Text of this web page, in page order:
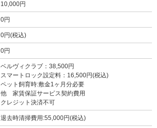
10,000円
0円
0円(税込)
0円
ベルヴィクラブ：38,500円
スマートロック設定料：16,500円(税込)
ペット飼育時:敷金1ヶ月分必要
他 家賃保証サービス契約費用
クレジット決済不可
退去時清掃費用:55,000円(税込)